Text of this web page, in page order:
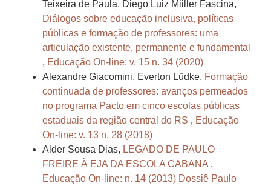
Teixeira de Paula, Diego Luiz Miiller Fascina,
Diálogos sobre educação inclusiva, políticas
públicas e formação de professores: uma
articulação existente, permanente e fundamental
, Educação On-line: v. 15 n. 34 (2020)
Alexandre Giacomini, Everton Lüdke, Formação
continuada de professores: avanços permeados
no programa Pacto em cinco escolas públicas
estaduais da região central do RS , Educação
On-line: v. 13 n. 28 (2018)
Alder Sousa Dias, LEGADO DE PAULO
FREIRE À EJA DA ESCOLA CABANA ,
Educação On-line: n. 14 (2013) Dossiê Paulo